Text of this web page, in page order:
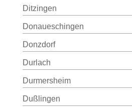
Ditzingen
Donaueschingen
Donzdorf
Durlach
Durmersheim
Dußlingen